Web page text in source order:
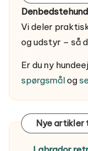
Denbedstehund
Vi deler
og udstyr – så
Er du ny
spørgsmålog
Nye artikler